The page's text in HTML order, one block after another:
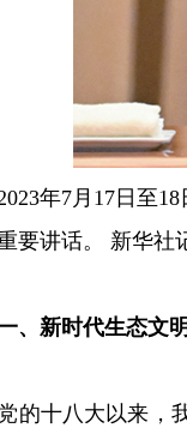
年7月17日至18
要讲话。 新华社
、新时代生态文
十八大以来，我